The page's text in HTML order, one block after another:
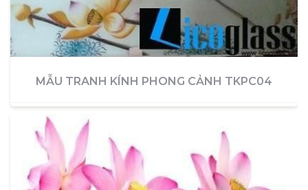
MẪU TRANH KÍNH PHONG CẢNH TKPC04